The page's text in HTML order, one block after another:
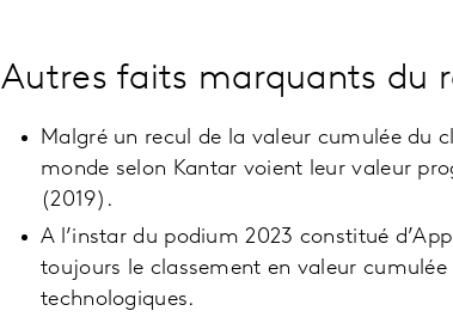
Autres faits marquants du
Malgré un recul de la valeur cumulée du
monde selon Kantar voient leur valeur
(2019).
A l’instar du podium 2023 constitué
toujours le classement en valeur
technologiques.